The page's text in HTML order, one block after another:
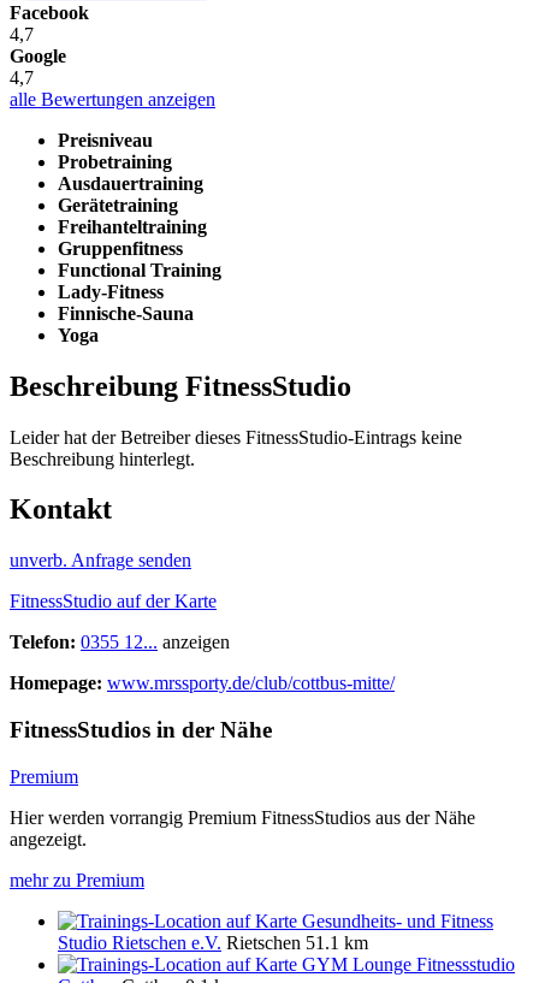
Facebook
4,7
Google
4,7
alle Bewertungen anzeigen
Preisniveau
Probetraining
Ausdauertraining
Gerätetraining
Freihanteltraining
Gruppenfitness
Functional Training
Lady-Fitness
Finnische-Sauna
Yoga
Beschreibung FitnessStudio
Leider hat der Betreiber dieses FitnessStudio-Eintrags keine
Beschreibung hinterlegt.
Kontakt
unverb. Anfrage senden
FitnessStudio auf der Karte
Telefon: 0355 12... anzeigen
Homepage: www.mrssporty.de/club/cottbus-mitte/
FitnessStudios in der Nähe
Premium
Hier werden vorrangig Premium FitnessStudios aus der Nähe
angezeigt.
mehr zu Premium
Gesundheits- und Fitness
Studio Rietschen e.V. Rietschen 51.1 km
GYM Lounge Fitnessstudio